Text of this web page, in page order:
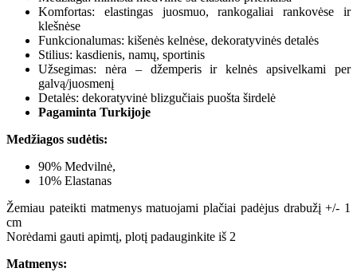
Komfortas: elastingas juosmuo, rankogaliai rankovėse ir
klešnėse
Funkcionalumas: kišenės kelnėse, dekoratyvinės detalės
Stilius: kasdienis, namų, sportinis
Užsegimas: nėra – džemperis ir kelnės apsivelkami per
galvą/juosmenį
Detalės: dekoratyvinė blizgučiais puošta širdelė
Pagaminta Turkijoje
Medžiagos sudėtis:
90% Medvilnė,
10% Elastanas
Žemiau pateikti matmenys matuojami plačiai padėjus drabužį +/- 1
cm
Norėdami gauti apimtį, plotį padauginkite iš 2
Matmenys: